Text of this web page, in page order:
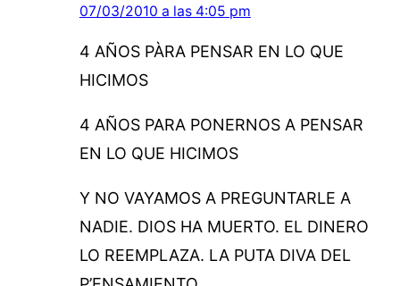
07/03/2010 a las 4:05 pm
4 AÑOS PÀRA PENSAR EN LO QUE
HICIMOS
4 AÑOS PARA PONERNOS A PENSAR
EN LO QUE HICIMOS
Y NO VAYAMOS A PREGUNTARLE A
NADIE. DIOS HA MUERTO. EL DINERO
LO REEMPLAZA. LA PUTA DIVA DEL